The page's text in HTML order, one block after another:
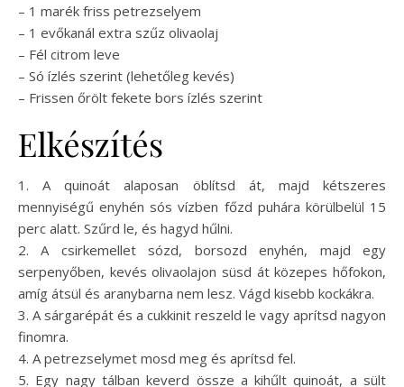
– 1 marék friss petrezselyem
– 1 evőkanál extra szűz olivaolaj
– Fél citrom leve
– Só ízlés szerint (lehetőleg kevés)
– Frissen őrölt fekete bors ízlés szerint
Elkészítés
1. A quinoát alaposan öblítsd át, majd kétszeres
mennyiségű enyhén sós vízben főzd puhára körülbelül 15
perc alatt. Szűrd le, és hagyd hűlni.
2. A csirkemellet sózd, borsozd enyhén, majd egy
serpenyőben, kevés olivaolajon süsd át közepes hőfokon,
amíg átsül és aranybarna nem lesz. Vágd kisebb kockákra.
3. A sárgarépát és a cukkinit reszeld le vagy aprítsd nagyon
finomra.
4. A petrezselymet mosd meg és aprítsd fel.
5. Egy nagy tálban keverd össze a kihűlt quinoát, a sült